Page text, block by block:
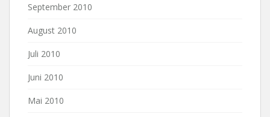
September 2010
August 2010
Juli 2010
Juni 2010
Mai 2010